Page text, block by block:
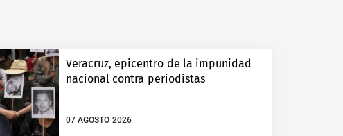
Veracruz, epicentro de la impunidad
nacional contra periodistas
07 AGOSTO 2026